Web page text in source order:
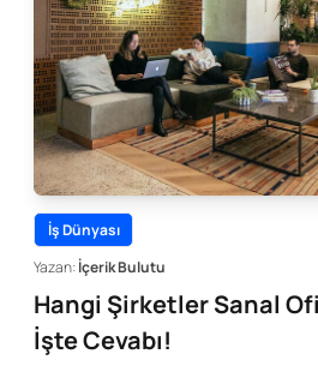
İş Dünyası
Yazan:İçerik Bulutu
Hangi Şirketler Sanal
İşte Cevabı!